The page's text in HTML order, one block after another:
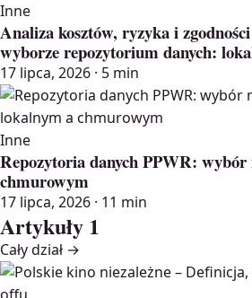
Inne
Analiza kosztów, ryzyka i
wyborze repozytorium danych:
17 lipca, 2026 · 5 min
Inne
Repozytoria danych PPWR:
chmurowym
17 lipca, 2026 · 11 min
Artykuły 1
Cały dział →